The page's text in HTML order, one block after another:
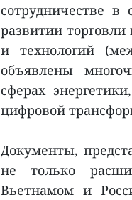
сотрудничестве
развитии
и технологий
объявлены
сферах
цифровой
Документы,
не только
Вьетнамом и